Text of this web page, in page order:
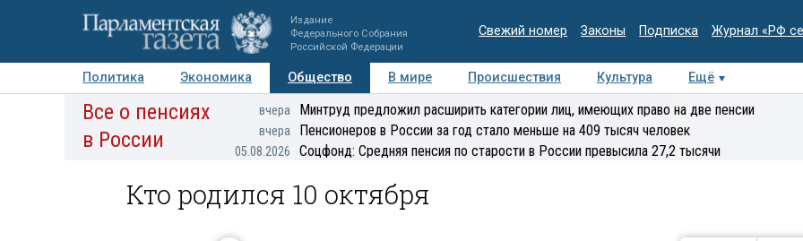
Издание
Федерального Собрания
Российской Федерации
Свежий номер Законы Подписка Журнал «РФ
Политика Экономика Общество В мире Происшествия Культура
Ещё
Авторы Персоны Мнения Регионы Медиацентр Интервью Колумнисты
Все о пенсиях
в России
вчера Минтруд предложил расширить категории лиц, имеющих право на две пенсии
вчера Пенсионеров в России за год стало меньше на 409 тысяч человек
05.08.2026 Соцфонд: Средняя пенсия по старости в России превысила 27,2 тысячи
Кто родился 10 октября